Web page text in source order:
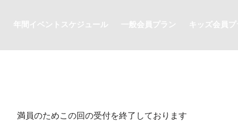
年間イベントスケジュール 一般会員プラン キッズ会員
満員のためこの回の受付を終了しております